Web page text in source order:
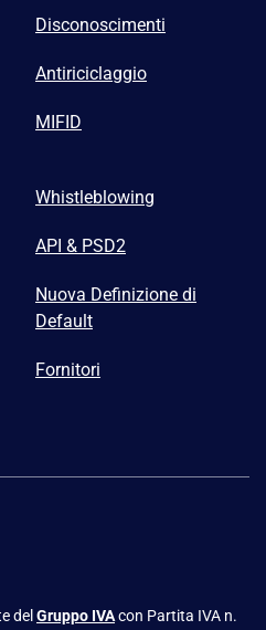
Disconoscimenti
Antiriciclaggio
MIFID
Whistleblowing
API & PSD2
Nuova Definizione di
Default
Fornitori
del Gruppo IVAcon Partita IVA n.